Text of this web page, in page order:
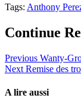
Tags: Anthony
Continue
Previous Wanty-
Next Remise des
A lire aussi